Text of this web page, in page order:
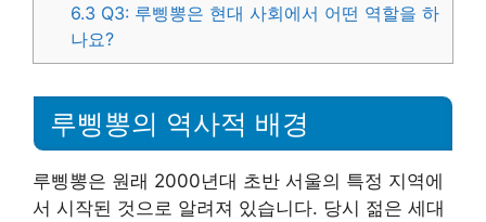
6.3 Q3: 루삥뽕은 현대 사회에서 어떤 역할을 하
나요?
루삥뽕의 역사적 배경
루삥뽕은 원래 2000년대 초반 서울의 특정 지역에
서 시작된 것으로 알려져 있습니다. 당시 젊은 세대